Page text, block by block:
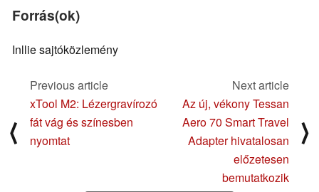
Forrás(ok)
Inllie sajtóközlemény
⟨
Previous article
xTool M2: Lézergravírozó
fát vág és színesben
nyomtat
Next article
Az új, vékony Tessan
Aero 70 Smart Travel
Adapter hivatalosan
előzetesen
bemutatkozik
⟩